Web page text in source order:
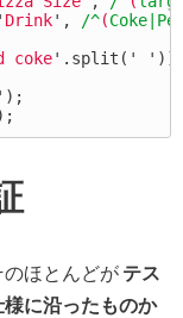
' Drink' , /^(
coke' . split ( ' '
' );
ほとんどが テス
に沿ったものか